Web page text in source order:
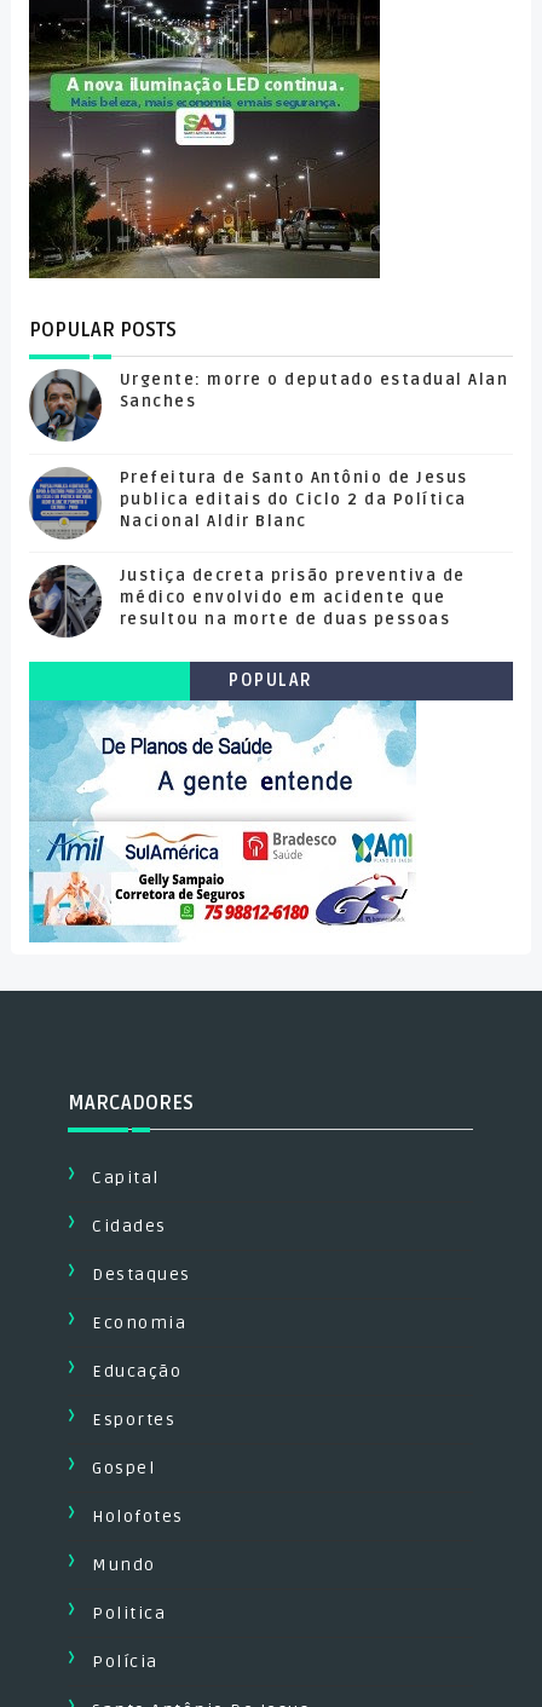
POPULAR POSTS
Urgente: morre o deputado estadual Alan
Sanches
Prefeitura de Santo Antônio de Jesus
publica editais do Ciclo 2 da Política
Nacional Aldir Blanc
Justiça decreta prisão preventiva de
médico envolvido em acidente que
resultou na morte de duas pessoas
POPULAR
MARCADORES
Capital
Cidades
Destaques
Economia
Educação
Esportes
Gospel
Holofotes
Mundo
Politica
Polícia